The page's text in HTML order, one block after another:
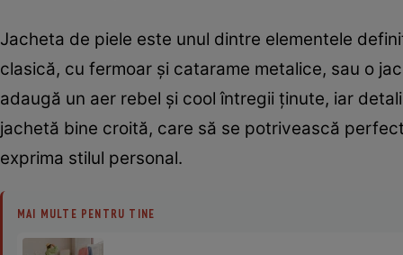
Jacheta de piele este unul dintre elementele
clasică, cu fermoar și catarame metalice, sau o
adaugă un aer rebel și cool întregii ținute, iar
jachetă bine croită, care să se potrivească
exprima stilul personal.
MAI MULTE PENTRU TINE